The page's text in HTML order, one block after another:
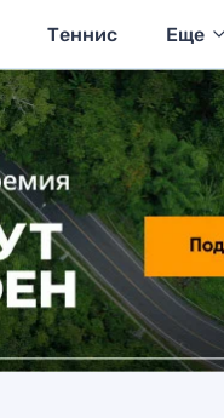
Теннис Еще